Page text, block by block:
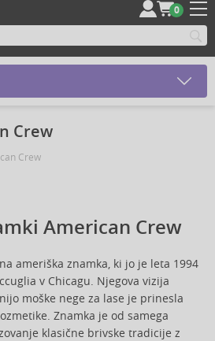
0
Crew
Crew
American Crew
ameriška znamka, ki jo je leta 1994
v Chicagu. Njegova vizija
moške nege za lase je prinesla
Znamka je od samega
klasične brivske tradicije z